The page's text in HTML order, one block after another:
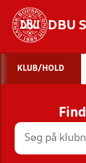
DBU
KLUB/HOLD